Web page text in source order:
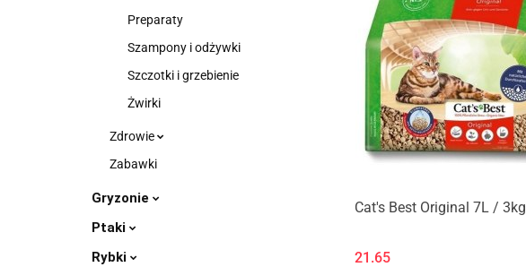
Preparaty
Szampony i odżywki
Szczotki i grzebienie
Żwirki
Zdrowie
Zabawki
Gryzonie
Ptaki
Rybki
Cat's Best Original 7L / 3kg
21.65